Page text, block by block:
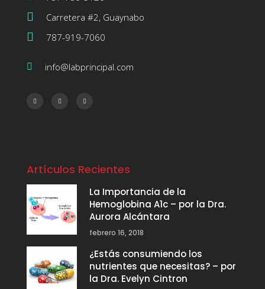
Carretera #2, Guaynabo
787-919-7060
info@labprincipal.com
Artículos Recientes
La Importancia de la
Hemoglobina A1c – por la Dra.
Aurora Alcántara
febrero 16, 2018
¿Estás consumiendo los
nutrientes que necesitas? – por
la Dra. Evelyn Cintron